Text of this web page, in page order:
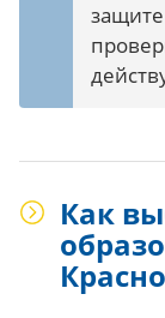
Как